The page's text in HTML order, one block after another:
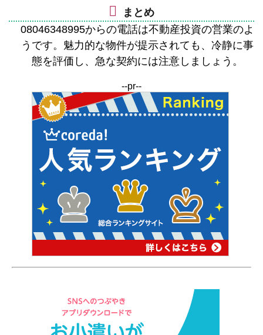
まとめ
08046348995からの電話は不動産投資の営業のよ
うです。魅力的な物件が提示されても、冷静に事
態を評価し、急な契約には注意しましょう。
--pr--